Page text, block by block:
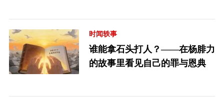
时闻轶事
谁能拿石头打人？——在杨腓力
的故事里看见自己的罪与恩典